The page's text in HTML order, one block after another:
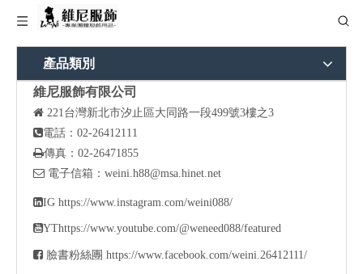
產品類別
維尼服飾有限公司
 221台灣新北市汐止區大同路一段499號3樓之3
電話：02-26412111
傳真：02-26471855
 電子信箱： weini.h88@msa.hinet.net
IG https://www.instagram.com/weini088/
YThttps://www.youtube.com/@weneed088/featured
 臉書粉絲團 https://www.facebook.com/weini.26412111/